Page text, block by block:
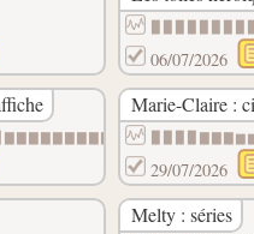
06/07/2026
Marie-Claire :
29/07/2026
Melty : séries